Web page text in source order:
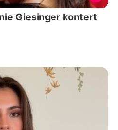
Giesinger kontert